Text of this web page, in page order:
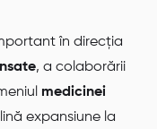
în direcția
, a colaborării
medicinei
expansiune la